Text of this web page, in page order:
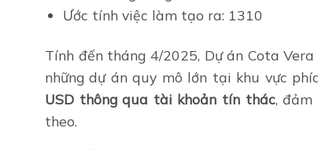
Ước tính việc làm tạo ra: 1310
Tính đến tháng 4/2025, Dự án Cota
những dự án quy mô lớn tại khu vực
USD thông qua tài khoản tín thác, đảm
theo.